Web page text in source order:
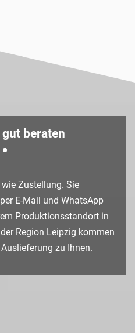
beraten
Zustellung. Sie
E-Mail und WhatsApp
Produktionsstandort in
Region Leipzig kommen
zu Ihnen.